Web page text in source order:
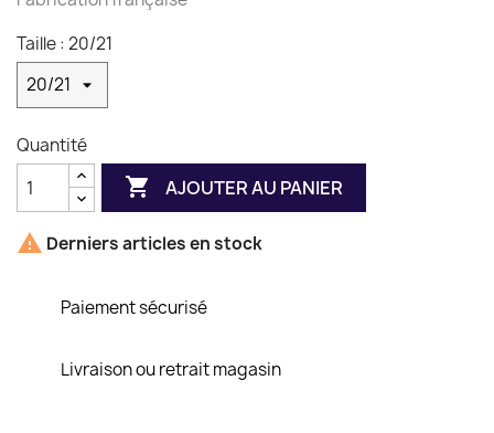
Taille : 20/21
Quantité
 AJOUTER AU PANIER
 Derniers articles en stock
Paiement sécurisé
Livraison ou retrait magasin